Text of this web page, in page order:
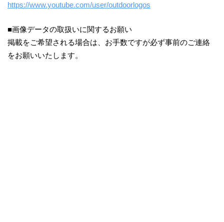
https://www.youtube.com/user/outdoorlogos
■画像データの取扱いに関するお願い
掲載をご希望される場合は、お手数ですが必ず事前のご連絡
をお願いいたします。